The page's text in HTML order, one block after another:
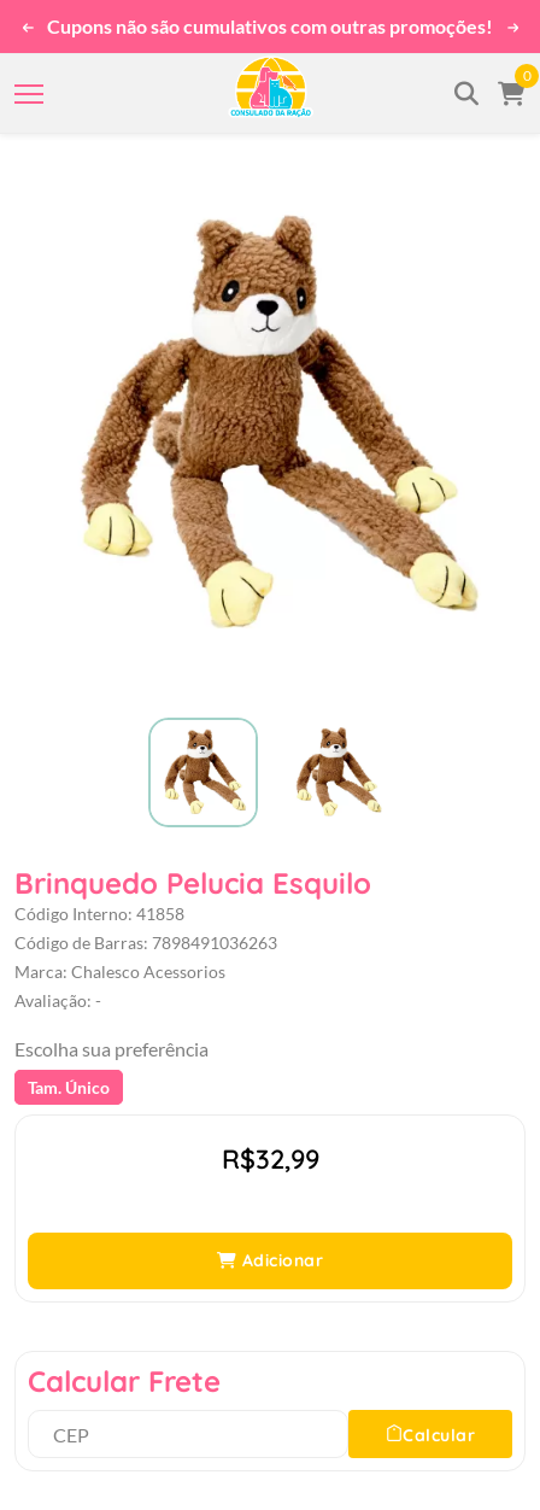
Cupons não são cumulativos com outras promoções!
0
Brinquedo Pelucia Esquilo
Código Interno: 41858
Código de Barras: 7898491036263
Marca: Chalesco Acessorios
Avaliação: -
Escolha sua preferência
Tam. Único
R$32,99
Adicionar
Calcular Frete
Calcular